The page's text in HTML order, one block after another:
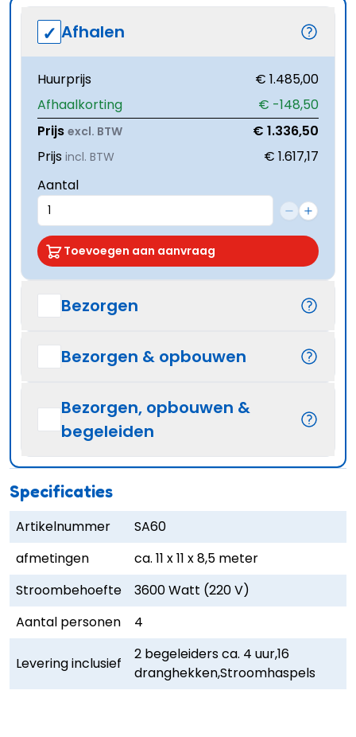
Afhalen
Huurprijs
€ 1.485,00
Afhaalkorting
€ -148,50
Prijs excl. BTW
€ 1.336,50
Prijs incl. BTW
€ 1.617,17
Aantal
Toevoegen aan aanvraag
Bezorgen
Bezorgen & opbouwen
Bezorgen, opbouwen &
begeleiden
Specificaties
Artikelnummer
SA60
afmetingen
ca. 11 x 11 x 8,5 meter
Stroombehoefte
3600 Watt (220 V)
Aantal personen
4
Levering inclusief
2 begeleiders ca. 4 uur,16
dranghekken,Stroomhaspels